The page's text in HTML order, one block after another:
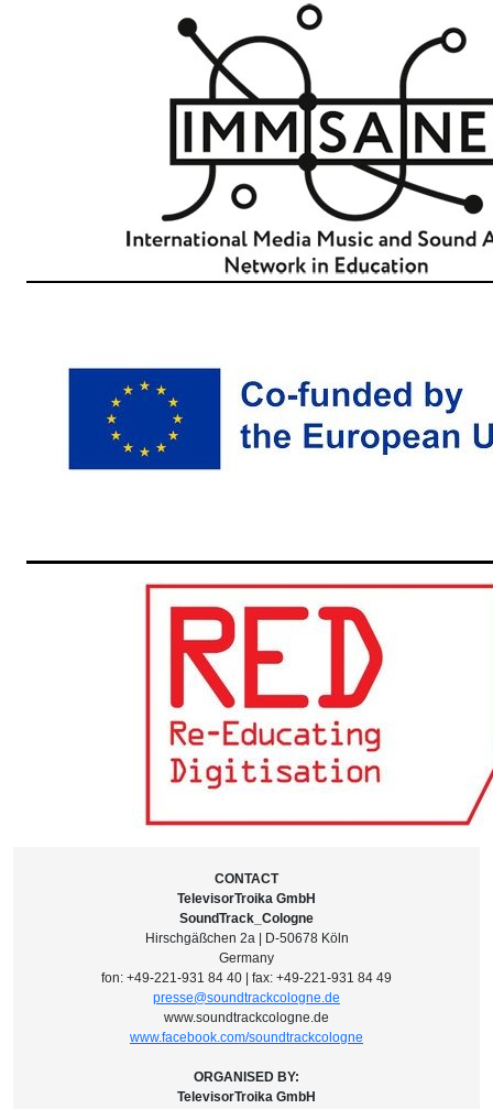
CONTACT
TelevisorTroika GmbH
SoundTrack_Cologne
Hirschgäßchen 2a | D-50678 Köln
Germany
fon: +49-221-931 84 40 | fax: +49-221-931 84 49
presse@soundtrackcologne.de
www.soundtrackcologne.de
www.facebook.com/soundtrackcologne
ORGANISED BY:
TelevisorTroika GmbH